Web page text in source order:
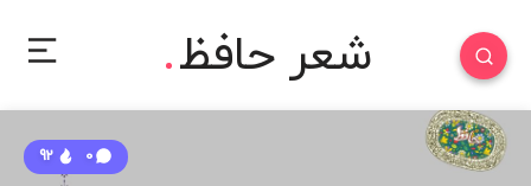
شعر حافظ
0
92